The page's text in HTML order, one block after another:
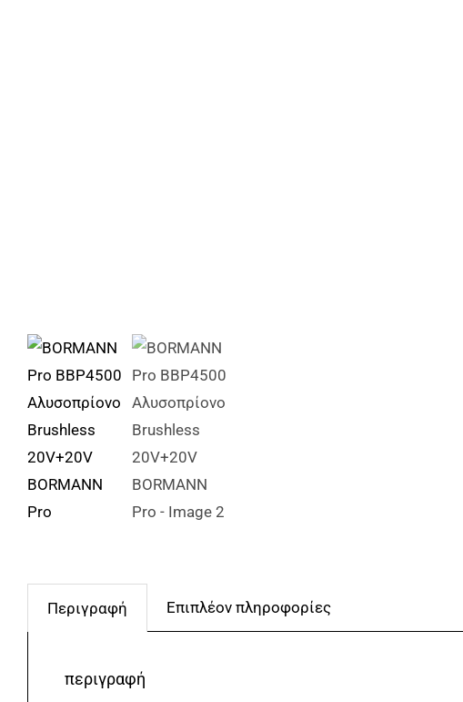
Περιγραφή Επιπλέον πληροφορίες
περιγραφή